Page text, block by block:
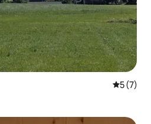
5 (7)